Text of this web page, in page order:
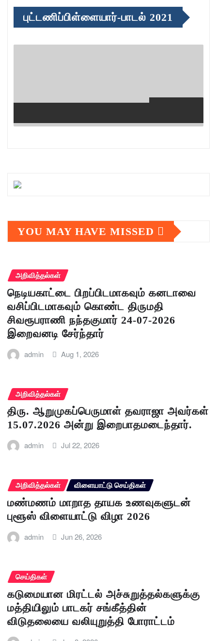
புட்டணிப்பிள்ளையார்-பாடல் 2021
YOU MAY HAVE MISSED
அறிவித்தல்கள்
நெடியகாட்டை பிறப்பிடமாகவும் கனடாவை
வசிப்பிடமாகவும் கொண்ட திருமதி
சிவரூபராணி நந்தகுமார் 24-07-2026
இறைவனடி சேர்ந்தார்
admin Aug 1, 2026
அறிவித்தல்கள்
திரு. ஆறுமுகப்பெருமாள் தவராஜா அவர்கள்
15.07.2026 அன்று இறைபாதமடைந்தார்.
admin Jul 22, 2026
அறிவித்தல்கள் விளையாட்டு செய்திகள்
மண்மணம் மாறாத தாயக உணவுகளுடன்
புளூஸ் விளையாட்டு விழா 2026
admin Jun 26, 2026
செய்திகள்
கடுமையான மிரட்டல் அச்சுறுத்தல்களுக்கு
மத்தியிலும் பாடகர் சங்கீத்தின்
விடுதலையை வலியுறுத்தி போராட்டம்